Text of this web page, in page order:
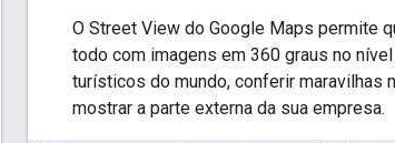
O Street View do Google Maps permite
todo com imagens em 360 graus no
turísticos do mundo, conferir maravilhas
mostrar a parte externa da sua empresa.